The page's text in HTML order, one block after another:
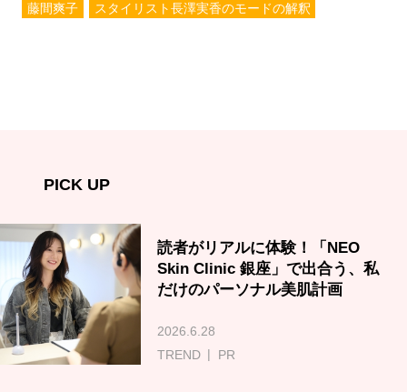
藤間爽子 スタイリスト長澤実香のモードの解釈
PICK UP
読者がリアルに体験！「NEO
Skin Clinic 銀座」で出合う、私
だけのパーソナル美肌計画
2026.6.28
TREND
PR